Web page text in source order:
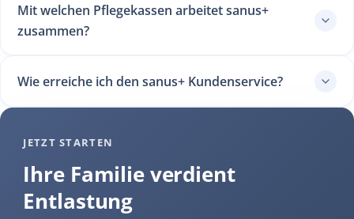
Mit welchen Pflegekassen arbeitet sanus+
zusammen?
Wie erreiche ich den sanus+ Kundenservice?
JETZT STARTEN
Ihre Familie verdient
Entlastung